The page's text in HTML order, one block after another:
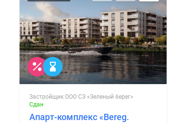
Застройщик ООО СЗ «Зеленый берег»
Сдан
Апарт-комплекс «Bereg.